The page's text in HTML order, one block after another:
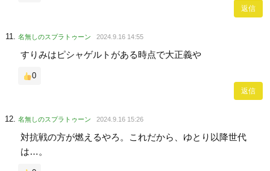
返信
名無しのスプラトゥーン 2024.9.16 14:55
すりみはピシャゲルトがある時点で大正義や
0
返信
名無しのスプラトゥーン 2024.9.16 15:26
対抗戦の方が燃えるやろ。これだから、ゆとり以降世代
は…。